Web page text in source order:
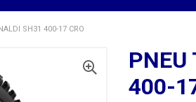
SH31 400-17 CRO
PNEU
400-